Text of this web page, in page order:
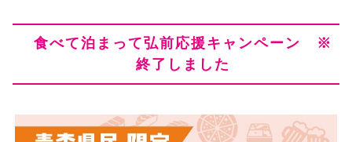
食べて泊まって弘前応援キャンペーン ※
終了しました